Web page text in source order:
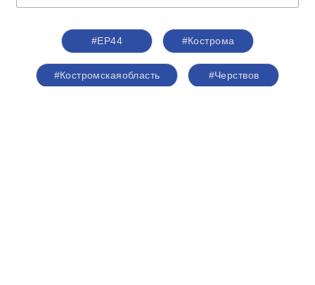
#ЕР44 #Кострома
#Костромскаяобласть #Черствов